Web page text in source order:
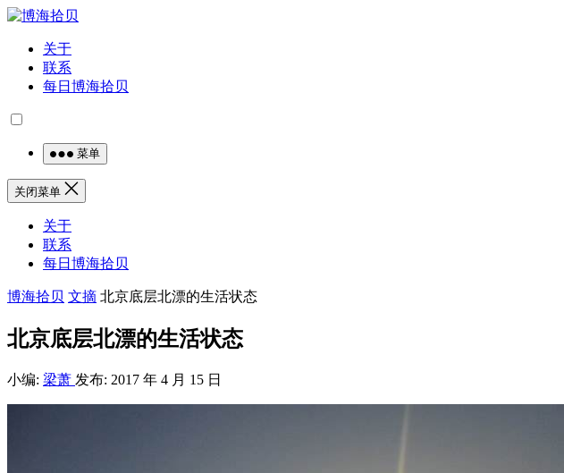
关于
联系
每日博海拾贝
菜单
关闭菜单
关于
联系
每日博海拾贝
博海拾贝 文摘 北京底层北漂的生活状态
北京底层北漂的生活状态
小编: 梁萧 发布: 2017 年 4 月 15 日